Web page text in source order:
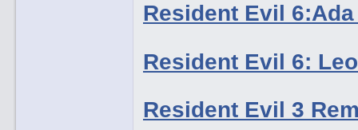
Resident Evil
Resident Evil 6:
Resident Evil 3